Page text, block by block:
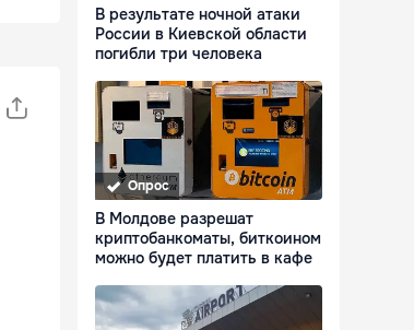
В результате ночной атаки
России в Киевской области
погибли три человека
Опрос
В Молдове разрешат
криптобанкоматы, биткоином
можно будет платить в кафе